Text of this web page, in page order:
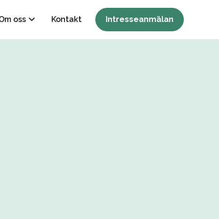
oss Kontakt Intresseanmälan